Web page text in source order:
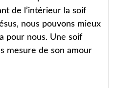
de l’intérieur la soif
nous pouvons mieux
pour nous. Une soif
mesure de son amour